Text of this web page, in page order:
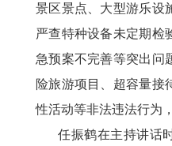
景区景点、大型游乐设
严查特种设备未定期检
急预案不完善等突出问
险旅游项目、超容量接
性活动等非法违法行为
任振鹤在主持讲话